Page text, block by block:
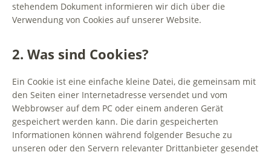
stehendem Dokument informieren wir dich über die
Verwendung von Cookies auf unserer Website.
2. Was sind Cookies?
Ein Cookie ist eine einfache kleine Datei, die gemeinsam mit
den Seiten einer Internetadresse versendet und vom
Webbrowser auf dem PC oder einem anderen Gerät
gespeichert werden kann. Die darin gespeicherten
Informationen können während folgender Besuche zu
unseren oder den Servern relevanter Drittanbieter gesendet